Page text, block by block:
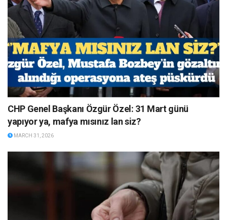
CHP Genel Başkanı Özgür Özel: 31 Mart günü
yapıyor ya, mafya mısınız lan siz?
MARCH 31, 2026